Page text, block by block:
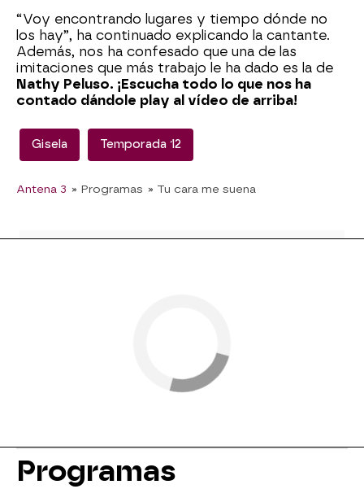
“Voy encontrando lugares y tiempo dónde no
los hay”, ha continuado explicando la cantante.
Además, nos ha confesado que una de las
imitaciones que más trabajo le ha dado es la de
Nathy Peluso. ¡Escucha todo lo que nos ha
contado dándole play al vídeo de arriba!
Gisela Temporada 12
Antena 3 » Programas » Tu cara me suena
Programas